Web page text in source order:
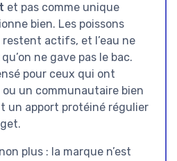
et pas comme unique
bien. Les poissons
actifs, et l’eau ne
ne gave pas le bac.
pour ceux qui ont
un communautaire bien
un apport protéiné régulier
plus : la marque n’est